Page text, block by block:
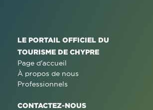
LE PORTAIL OFFICIEL DU
TOURISME DE CHYPRE
Page d'accueil
À propos de nous
Professionnels
CONTACTEZ-NOUS